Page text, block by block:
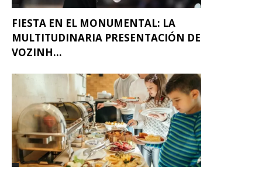
FIESTA EN EL MONUMENTAL: LA
MULTITUDINARIA PRESENTACIÓN DE
VOZINH...